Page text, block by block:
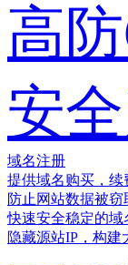
高
安
域名注册
提供域名购买，续
防止网站数据被
快速安全稳定的域
隐藏源站IP，构建